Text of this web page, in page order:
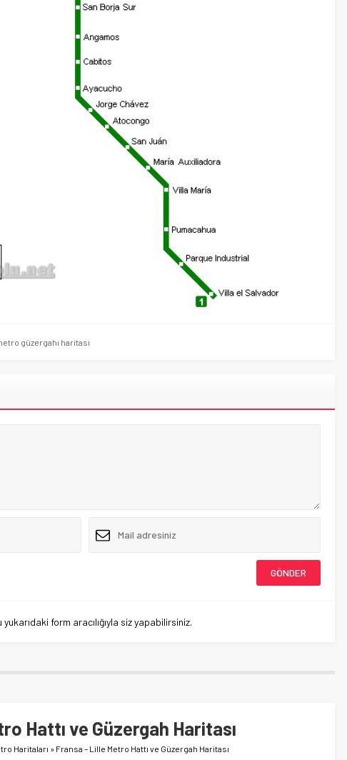
güzergahı haritası
form aracılığıyla siz yapabilirsiniz.
Hattı ve Güzergah Haritası
Haritaları » Fransa – Lille Metro Hattı ve Güzergah Haritası